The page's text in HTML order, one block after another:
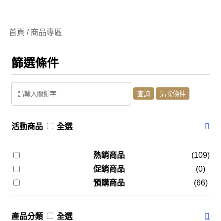
首頁 / 商品專區
篩選條件
活動商品 全選
熱銷商品
(109)
促銷商品
(0)
預購商品
(66)
產品分類 全選